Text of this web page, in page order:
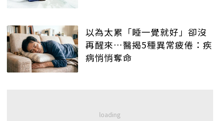
以為太累「睡一覺就好」卻沒
再醒來…醫揭5種異常疲倦：疾
病悄悄奪命